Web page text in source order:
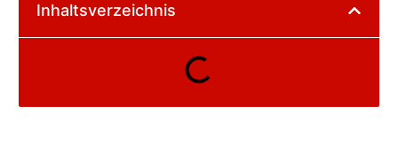
Inhaltsverzeichnis